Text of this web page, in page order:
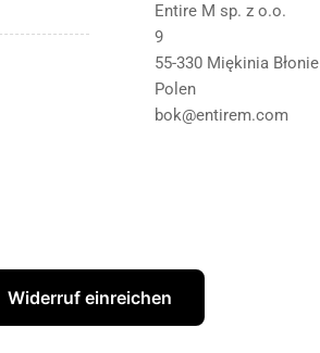
Entire M sp. z o.o.
9
55-330 Miękinia Błonie
Polen
bok@entirem.com
Widerruf einreichen